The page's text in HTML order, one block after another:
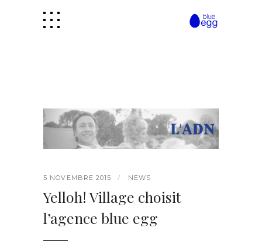
5 NOVEMBRE 2015 NEWS
Yelloh! Village choisit
l’agence blue egg